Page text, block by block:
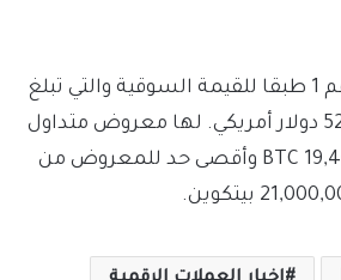
تصنيفه الحالي هو رقم 1 طبقا للقيمة السوقية والتي تبلغ
حاليًا 520,060,600,148 دولار أمريكي. لها معروض متداول
حاليا قدره 19,406,737.00 BTC وأقصى حد للمعروض من